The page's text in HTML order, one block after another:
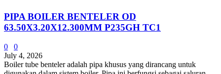
PIPA BOILER BENTELER OD
63.50X3.20X12.300MM P235GH TC1
0
0
July 4, 2026
Boiler tube benteler adalah pipa khusus yang dirancang untuk